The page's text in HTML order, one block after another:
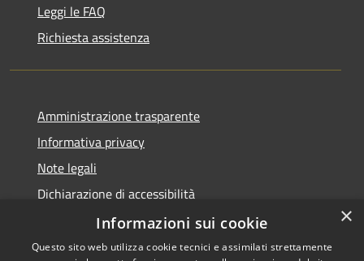
Leggi le FAQ
Richiesta assistenza
Amministrazione trasparente
Informativa privacy
Note legali
Dichiarazione di accessibilità
Segnalazioni di inaccessibilità
×
Informazioni sui cookie
Questo sito web utilizza cookie tecnici e assimilati strettamente